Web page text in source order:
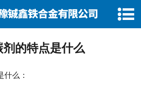
网站首页
剂的特点是什么
什么：